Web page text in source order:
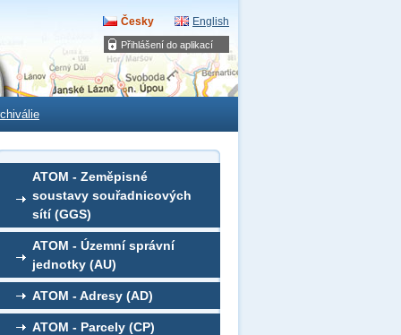
Přihlášení do aplikací
Česky English
ATOM - Zeměpisné
soustavy souřadnicových
sítí (GGS)
ATOM - Územní správní
jednotky (AU)
ATOM - Adresy (AD)
ATOM - Parcely (CP)